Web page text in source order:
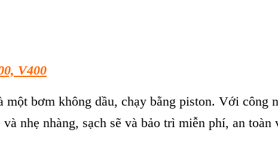
V400
một bơm không dầu, chạy bằng piston. Với công
nhẹ nhàng, sạch sẽ và bảo trì miễn phí, an toàn